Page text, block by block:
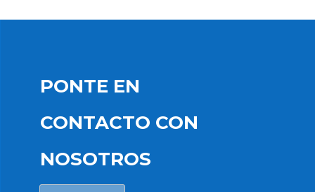
PONTE EN
CONTACTO CON
NOSOTROS